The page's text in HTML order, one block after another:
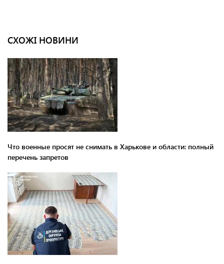
СХОЖІ НОВИНИ
Что военные просят не снимать в Харькове и области: полный
перечень запретов